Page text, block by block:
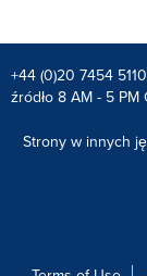
+44 (0)20 7454 5110
źródło 8 AM - 5 PM
Strony w innych